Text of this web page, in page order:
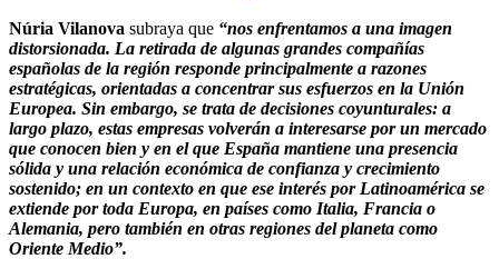
Núria Vilanova subraya que “nos enfrentamos a una imagen
distorsionada. La retirada de algunas grandes compañías
españolas de la región responde principalmente a razones
estratégicas, orientadas a concentrar sus esfuerzos en la Unión
Europea. Sin embargo, se trata de decisiones coyunturales: a
largo plazo, estas empresas volverán a interesarse por un mercado
que conocen bien y en el que España mantiene una presencia
sólida y una relación económica de confianza y crecimiento
sostenido; en un contexto en que ese interés por Latinoamérica se
extiende por toda Europa, en países como Italia, Francia o
Alemania, pero también en otras regiones del planeta como
Oriente Medio”.